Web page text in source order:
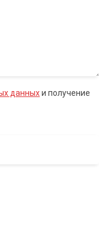
данныхи получение